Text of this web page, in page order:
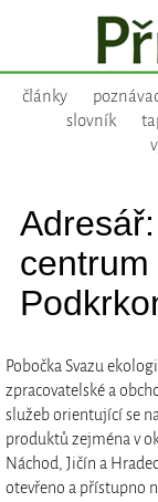
články
slovník
Pobočka Svazu
zpracovatelské a
služeb orientující se
produktů zejména v
Náchod, Jičín a
otevřeno a přístupno